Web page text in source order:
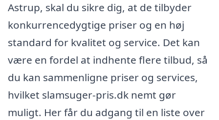
Astrup, skal du sikre dig, at de tilbyder
konkurrencedygtige priser og en høj
standard for kvalitet og service. Det kan
være en fordel at indhente flere tilbud, så
du kan sammenligne priser og services,
hvilket slamsuger-pris.dk nemt gør
muligt. Her får du adgang til en liste over